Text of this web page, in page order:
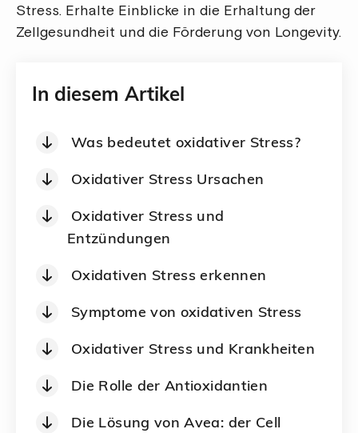
Stress. Erhalte Einblicke in die Erhaltung der
Zellgesundheit und die Förderung von Longevity.
In diesem Artikel
Was bedeutet oxidativer Stress?
Oxidativer Stress Ursachen
Oxidativer Stress und
Entzündungen
Oxidativen Stress erkennen
Symptome von oxidativen Stress
Oxidativer Stress und Krankheiten
Die Rolle der Antioxidantien
Die Lösung von Avea: der Cell